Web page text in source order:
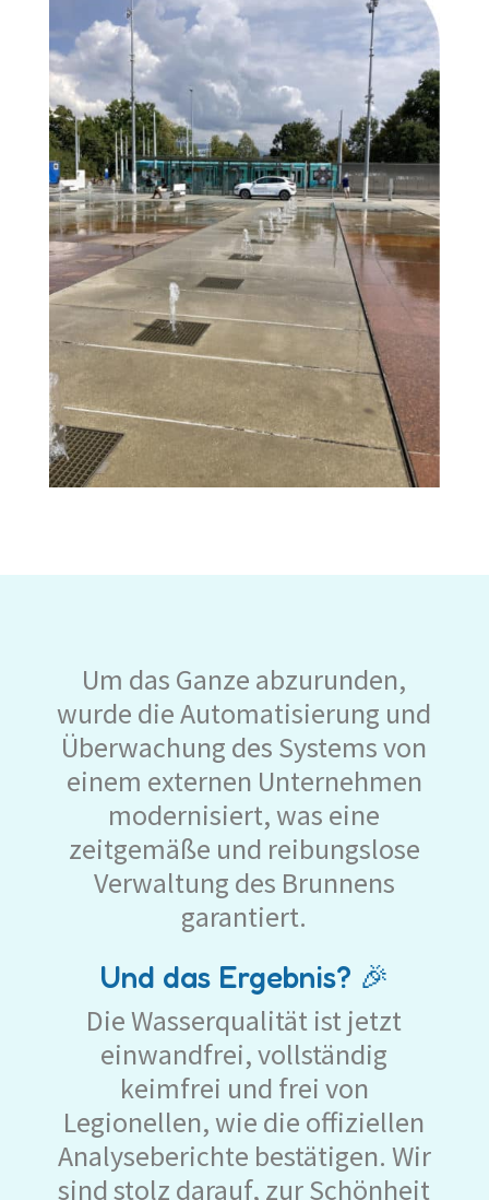
Um das Ganze abzurunden,
wurde die Automatisierung und
Überwachung des Systems von
einem externen Unternehmen
modernisiert, was eine
zeitgemäße und reibungslose
Verwaltung des Brunnens
garantiert.
Und das Ergebnis? 🎉
Die Wasserqualität ist jetzt
einwandfrei, vollständig
keimfrei und frei von
Legionellen, wie die offiziellen
Analyseberichte bestätigen. Wir
sind stolz darauf, zur Schönheit